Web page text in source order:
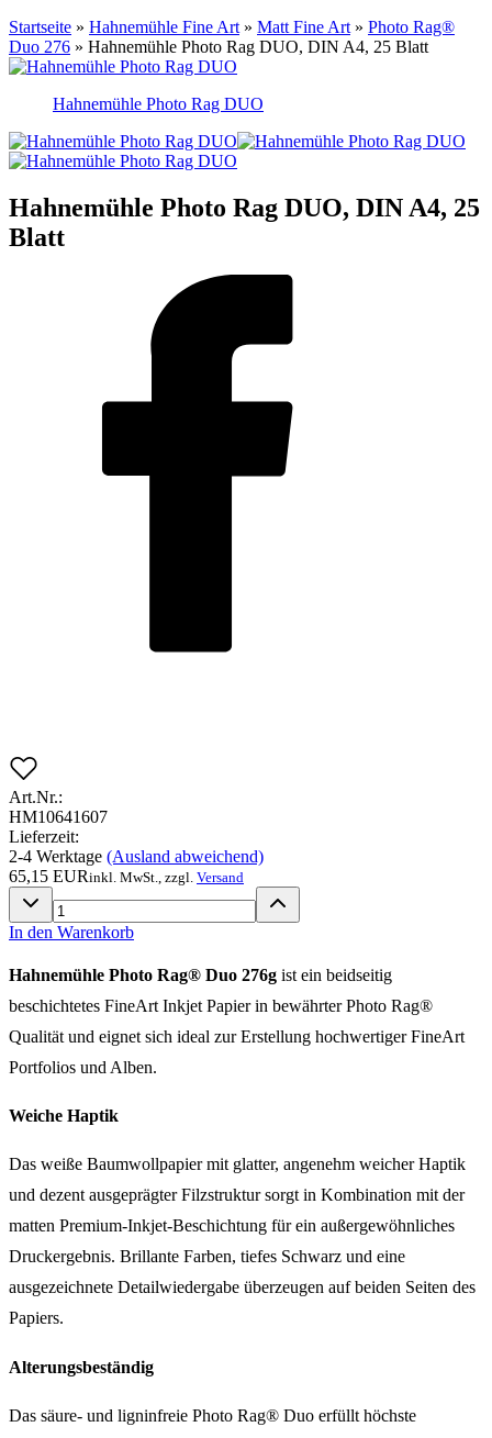
Startseite » Hahnemühle Fine Art » Matt Fine Art » Photo Rag®
Duo 276 » Hahnemühle Photo Rag DUO, DIN A4, 25 Blatt
Hahnemühle Photo Rag DUO
Hahnemühle Photo Rag DUO, DIN A4, 25
Blatt
Art.Nr.:
HM10641607
Lieferzeit:
2-4 Werktage (Ausland abweichend)
65,15 EURinkl. MwSt., zzgl. Versand
In den Warenkorb
Hahnemühle Photo Rag® Duo 276g ist ein beidseitig
beschichtetes FineArt Inkjet Papier in bewährter Photo Rag®
Qualität und eignet sich ideal zur Erstellung hochwertiger FineArt
Portfolios und Alben.
Weiche Haptik
Das weiße Baumwollpapier mit glatter, angenehm weicher Haptik
und dezent ausgeprägter Filzstruktur sorgt in Kombination mit der
matten Premium-Inkjet-Beschichtung für ein außergewöhnliches
Druckergebnis. Brillante Farben, tiefes Schwarz und eine
ausgezeichnete Detailwiedergabe überzeugen auf beiden Seiten des
Papiers.
Alterungsbeständig
Das säure- und ligninfreie Photo Rag® Duo erfüllt höchste